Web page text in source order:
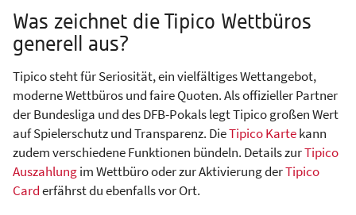
Was zeichnet die Tipico Wettbüros
generell aus?
Tipico steht für Seriosität, ein vielfältiges Wettangebot,
moderne Wettbüros und faire Quoten. Als offizieller Partner
der Bundesliga und des DFB-Pokals legt Tipico großen Wert
auf Spielerschutz und Transparenz. DieTipico Kartekann
zudem verschiedene Funktionen bündeln. Details zurTipico
Auszahlungim Wettbüro oder zur Aktivierung derTipico
Carderfährst du ebenfalls vor Ort.